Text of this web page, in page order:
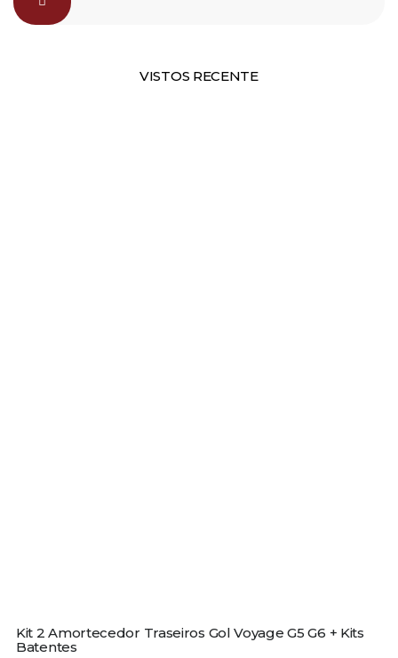
VISTOS RECENTE
Kit 2 Amortecedor Traseiros Gol Voyage G5 G6 + Kits
Batentes